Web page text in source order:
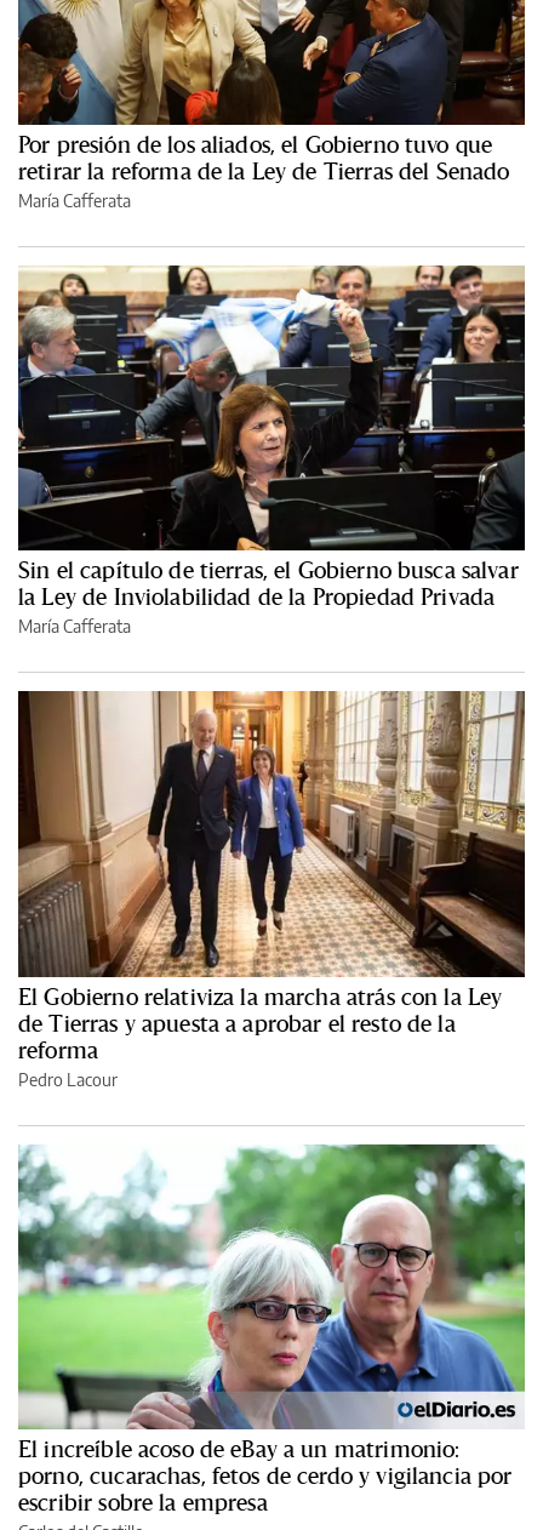
Por presión de los aliados, el Gobierno tuvo que
retirar la reforma de la Ley de Tierras del Senado
María Cafferata
Sin el capítulo de tierras, el Gobierno busca salvar
la Ley de Inviolabilidad de la Propiedad Privada
María Cafferata
El Gobierno relativiza la marcha atrás con la Ley
de Tierras y apuesta a aprobar el resto de la
reforma
Pedro Lacour
El increíble acoso de eBay a un matrimonio:
porno, cucarachas, fetos de cerdo y vigilancia por
escribir sobre la empresa